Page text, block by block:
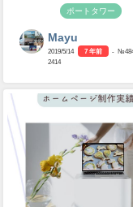
ポートタワー
Mayu
2019/5/14 7 年前
-
2414